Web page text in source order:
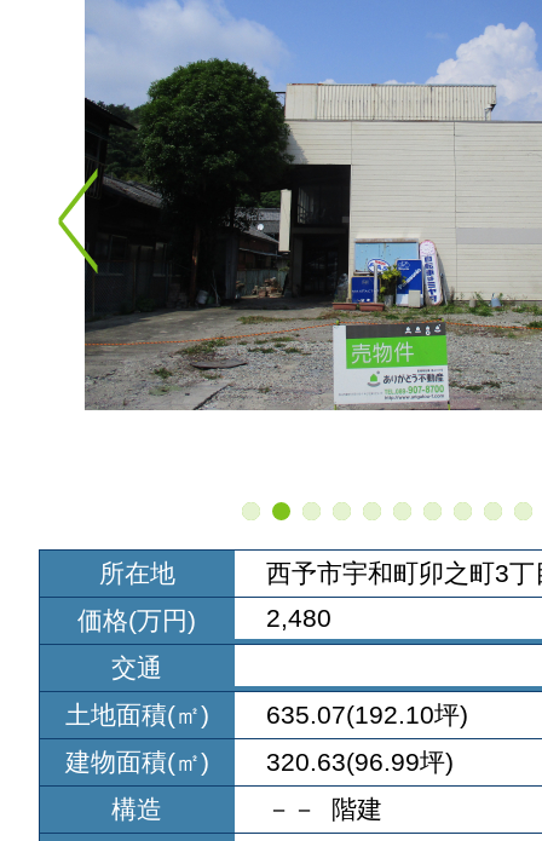
所在地
西予市宇和町卯之町3丁
価格(万円)
2,480
交通
土地面積(㎡)
635.07(192.10坪)
建物面積(㎡)
320.63(96.99坪)
構造
－－ 階建